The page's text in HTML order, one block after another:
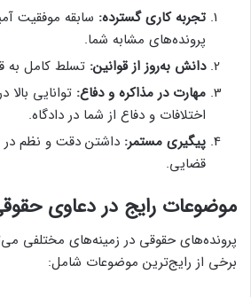
تجربه کاری گسترده: سابقه موفقیت
پرونده‌های مشابه شما.
دانش به‌روز از قوانین: تسلط کامل به
مهارت در مذاکره و دفاع: توانایی
اختلافات و دفاع از شما در دادگاه.
پیگیری مستمر: داشتن دقت و نظم در
قضایی.
موضوعات رایج در دعاوی
پرونده‌های حقوقی در زمینه‌های مختلفی
برخی از رایج‌ترین موضوعات شامل: